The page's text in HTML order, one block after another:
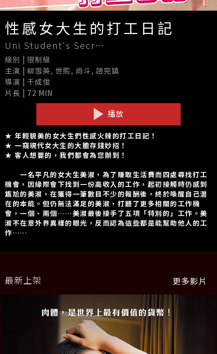
性感女大生的打工日記
Uni Student's Secret Job
級別 | 限制級
主演 | 柳雪英, 世熙, 尚斗, 趙完鎮
導演 | 千成俊
片長 | 72 MIN
播放
★ 年輕貌美的女大生們性感火辣的打工日記！
★ 一窺現代女大生的大膽存錢妙招！
★ 客人想要的，我們都會為您辦到！
一名平凡的女大生美淑，為了賺取生活費而四處尋找打工
機會，因緣際會下找到一份高收入的工作，起初接觸時仍感到
尷尬的美淑，在獲得一筆數目不少的報酬後，終於喚醒自己潛
在的本能。但仍無法滿足的美淑，打聽了更多相關的工作機
會，一個、兩個……美淑最後接手了五項「特別的」工作。美
淑不在意外界異樣的眼光，反而認為這些都是能幫助他人的工
作……
最新上架 更多影片